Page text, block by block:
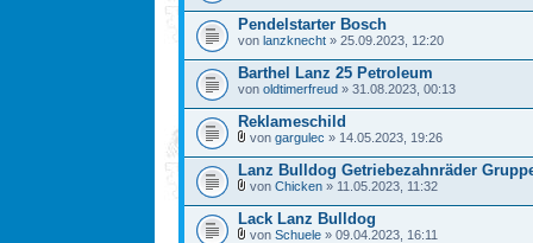
Pendelstarter Bosch
von lanzknecht » 25.09.2023, 12:20
Barthel Lanz 25 Petroleum
von oldtimerfreud » 31.08.2023, 00:13
Reklameschild
von gargulec » 14.05.2023, 19:26
Lanz Bulldog Getriebezahnräder
von Chicken » 11.05.2023, 11:32
Lack Lanz Bulldog
von Schuele » 09.04.2023, 16:11